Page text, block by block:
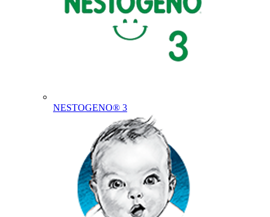
NESTOGENO® 3